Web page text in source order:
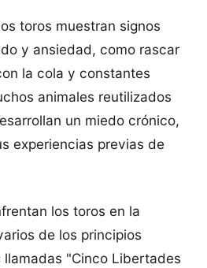
toros muestran signos
y ansiedad, como rascar
la cola y constantes
animales reutilizados
un miedo crónico,
experiencias previas de
los toros en la
de los principios
"Cinco Libertades